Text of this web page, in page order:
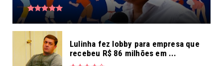
Lulinha fez lobby para empresa que
recebeu R$ 86 milhões em ...